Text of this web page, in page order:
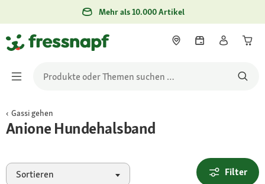
Mehr als 10.000 Artikel
Gassi gehen
Anione Hundehalsband
Sortieren Filter